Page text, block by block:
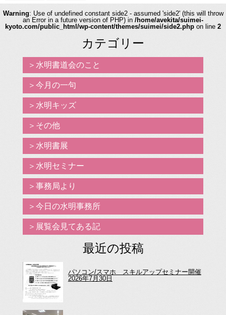
Warning: Use of undefined constant side2 - assumed 'side2' (this will throw
an Error in a future version of PHP) in /home/avekita/suimei-
kyoto.com/public_html/wp-content/themes/suimei/side2.php on line 2
カテゴリー
水明書道会のこと
今月の一句
水明キッズ
その他
水明書展
水明セミナー
事務局より
今日の水明事務所
展覧会見てある記
最近の投稿
パソコン/スマホ スキルアップセミナー開催
2026年7月30日